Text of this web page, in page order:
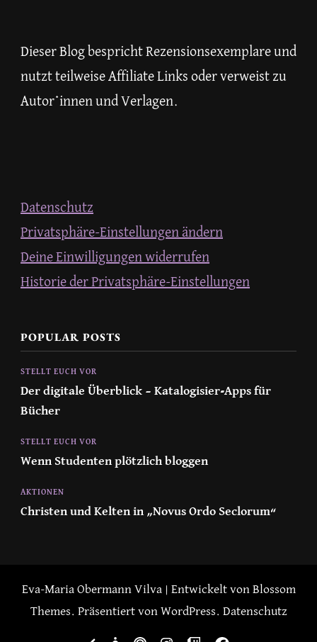
Dieser Blog bespricht Rezensionsexemplare und
nutzt teilweise Affiliate Links oder verweist zu
Autor*innen und Verlagen.
Datenschutz
Privatsphäre-Einstellungen ändern
Deine Einwilligungen widerrufen
Historie der Privatsphäre-Einstellungen
POPULAR POSTS
STELLT EUCH VOR
Der digitale Überblick – Katalogisier-Apps für
Bücher
STELLT EUCH VOR
Wenn Studenten plötzlich bloggen
AKTIONEN
Christen und Kelten in „Novus Ordo Seclorum“
Eva-Maria ObermannVilva | Entwickelt von Blossom
Themes. Präsentiert von WordPress. Datenschutz